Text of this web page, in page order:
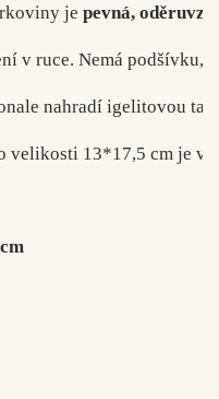
je pevná,
v ruce. Nemá podšívku,
nahradí igelitovou
13*17,5 cm je